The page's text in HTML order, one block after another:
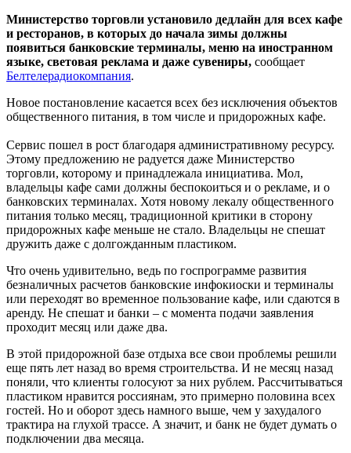
Министерство торговли установило дедлайн для всех кафе
и ресторанов, в которых до начала зимы должны
появиться банковские терминалы, меню на иностранном
языке, световая реклама и даже сувениры, сообщает
Белтелерадиокомпания.
Новое постановление касается всех без исключения объектов
общественного питания, в том числе и придорожных кафе.
Сервис пошел в рост благодаря административному ресурсу.
Этому предложению не радуется даже Министерство
торговли, которому и принадлежала инициатива. Мол,
владельцы кафе сами должны беспокоиться и о рекламе, и о
банковских терминалах. Хотя новому лекалу общественного
питания только месяц, традиционной критики в сторону
придорожных кафе меньше не стало. Владельцы не спешат
дружить даже с долгожданным пластиком.
Что очень удивительно, ведь по госпрограмме развития
безналичных расчетов банковские инфокиоски и терминалы
или переходят во временное пользование кафе, или сдаются в
аренду. Не спешат и банки – с момента подачи заявления
проходит месяц или даже два.
В этой придорожной базе отдыха все свои проблемы решили
еще пять лет назад во время строительства. И не месяц назад
поняли, что клиенты голосуют за них рублем. Рассчитываться
пластиком нравится россиянам, это примерно половина всех
гостей. Но и оборот здесь намного выше, чем у захудалого
трактира на глухой трассе. А значит, и банк не будет думать о
подключении два месяца.